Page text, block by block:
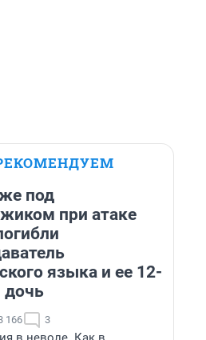
под
при атаке
языка и ее 12-
дочь
166 3